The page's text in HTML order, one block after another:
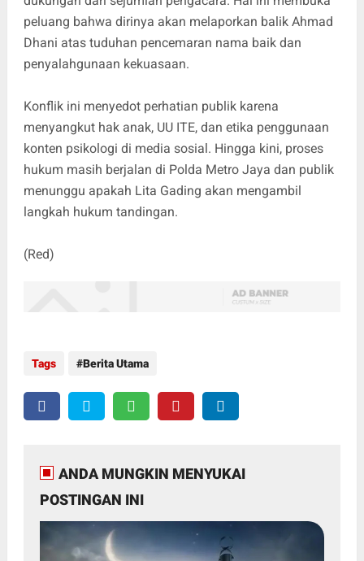
peluang bahwa dirinya akan melaporkan balik Ahmad
Dhani atas tuduhan pencemaran nama baik dan
penyalahgunaan kekuasaan.
Konflik ini menyedot perhatian publik karena
menyangkut hak anak, UU ITE, dan etika penggunaan
konten psikologi di media sosial. Hingga kini, proses
hukum masih berjalan di Polda Metro Jaya dan publik
menunggu apakah Lita Gading akan mengambil
langkah hukum tandingan.
(Red)
Tags Berita Utama
ANDA MUNGKIN MENYUKAI
POSTINGAN INI